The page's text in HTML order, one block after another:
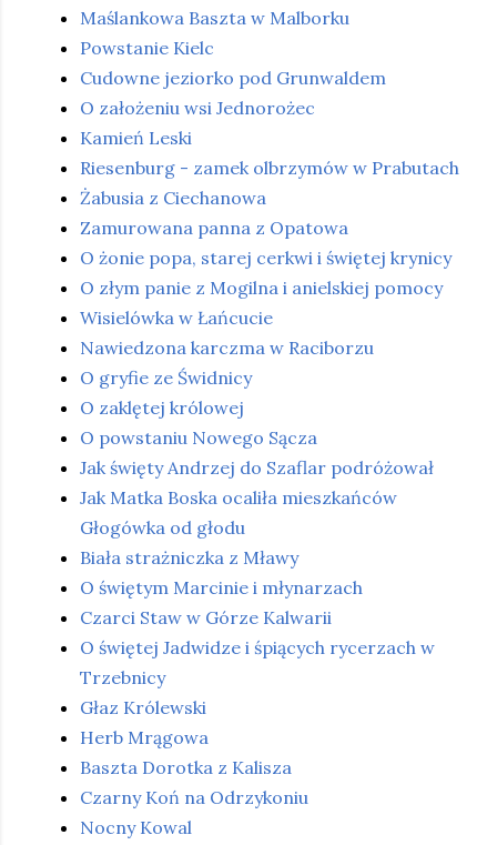
Maślankowa Baszta w Malborku
Powstanie Kielc
Cudowne jeziorko pod Grunwaldem
O założeniu wsi Jednorożec
Kamień Leski
Riesenburg - zamek olbrzymów w Prabutach
Żabusia z Ciechanowa
Zamurowana panna z Opatowa
O żonie popa, starej cerkwi i świętej krynicy
O złym panie z Mogilna i anielskiej pomocy
Wisielówka w Łańcucie
Nawiedzona karczma w Raciborzu
O gryfie ze Świdnicy
O zaklętej królowej
O powstaniu Nowego Sącza
Jak święty Andrzej do Szaflar podróżował
Jak Matka Boska ocaliła mieszkańców
Głogówka od głodu
Biała strażniczka z Mławy
O świętym Marcinie i młynarzach
Czarci Staw w Górze Kalwarii
O świętej Jadwidze i śpiących rycerzach w
Trzebnicy
Głaz Królewski
Herb Mrągowa
Baszta Dorotka z Kalisza
Czarny Koń na Odrzykoniu
Nocny Kowal